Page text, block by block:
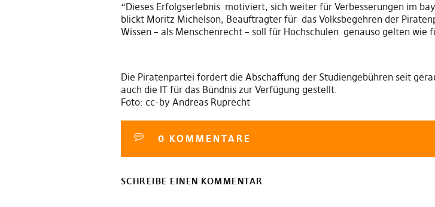
“Dieses Erfolgserlebnis motiviert, sich weiter für Verbesserungen im
blickt Moritz Michelson, Beauftragter für das Volksbegehren der
Wissen – als Menschenrecht – soll für Hochschulen genauso gelten wie
Die Piratenpartei fordert die Abschaffung der Studiengebühren seit
auch die IT für das Bündnis zur Verfügung gestellt.
Foto: cc-by Andreas Ruprecht
0 KOMMENTARE
SCHREIBE EINEN KOMMENTAR